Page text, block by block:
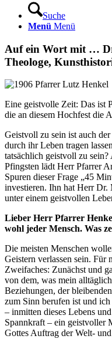
Suche
Menü Menü
Auf ein Wort mit …
Theologe,
Eine geistvolle Zeit: Das ist
die an diesem Hochfest die
Geistvoll zu sein ist auch
durch ihr Leben tragen
tatsächlich geistvoll zu
Pfingsten lädt Herr Pfarrer
Spuren dieser Frage „45
investieren. Ihn hat Herr Dr.
unter einem geistvollen
Lieber Herr Pfarrer
wohl jeder Mensch. Was
Die meisten Menschen
Geistern verlassen sein. Für
Zweifaches: Zunächst und
von dem, was mein
Beziehungen, der
zum Sinn berufen ist und
– inmitten dieses Lebens
Spannkraft – ein geistvoller
Gottes Auftrag der Welt-